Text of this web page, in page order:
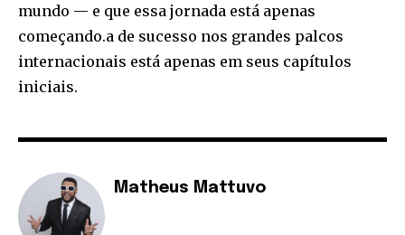
mundo — e que essa jornada está apenas
começando.a de sucesso nos grandes palcos
internacionais está apenas em seus capítulos
iniciais.
Matheus Mattuvo